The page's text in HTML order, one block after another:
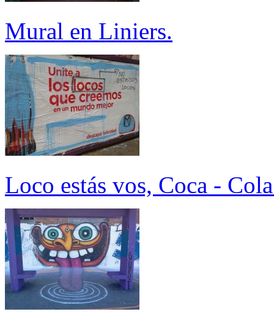
Mural en Liniers.
Loco estás vos, Coca -